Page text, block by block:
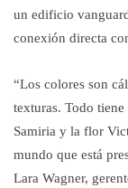
un edificio
conexión directa
“Los colores son
texturas. Todo
Samiria y la flor
mundo que está
Lara Wagner,